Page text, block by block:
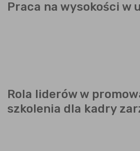
Praca na wysokości w
Rola liderów w
szkolenia dla kadry